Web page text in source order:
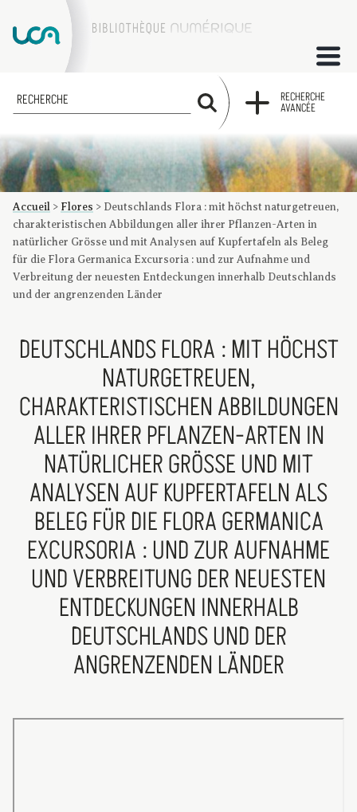
ACCUEIL
COLLECTIONS
FACTUMS
Les factums à la BU
Présentation du corpus de factums de la collection Marie
Bibliographie
Glossaire
Index de recherche
RECHERCHE
RECHERCHE
AVANCÉE
Accueil > Flores > Deutschlands Flora : mit höchst naturgetreuen,
charakteristischen Abbildungen aller ihrer Pflanzen-Arten in
natürlicher Grösse und mit Analysen auf Kupfertafeln als Beleg
für die Flora Germanica Excursoria : und zur Aufnahme und
Verbreitung der neuesten Entdeckungen innerhalb Deutschlands
und der angrenzenden Länder
DEUTSCHLANDS FLORA : MIT HÖCHST
NATURGETREUEN,
CHARAKTERISTISCHEN ABBILDUNGEN
ALLER IHRER PFLANZEN-ARTEN IN
NATÜRLICHER GRÖSSE UND MIT
ANALYSEN AUF KUPFERTAFELN ALS
BELEG FÜR DIE FLORA GERMANICA
EXCURSORIA : UND ZUR AUFNAHME
UND VERBREITUNG DER NEUESTEN
ENTDECKUNGEN INNERHALB
DEUTSCHLANDS UND DER
ANGRENZENDEN LÄNDER